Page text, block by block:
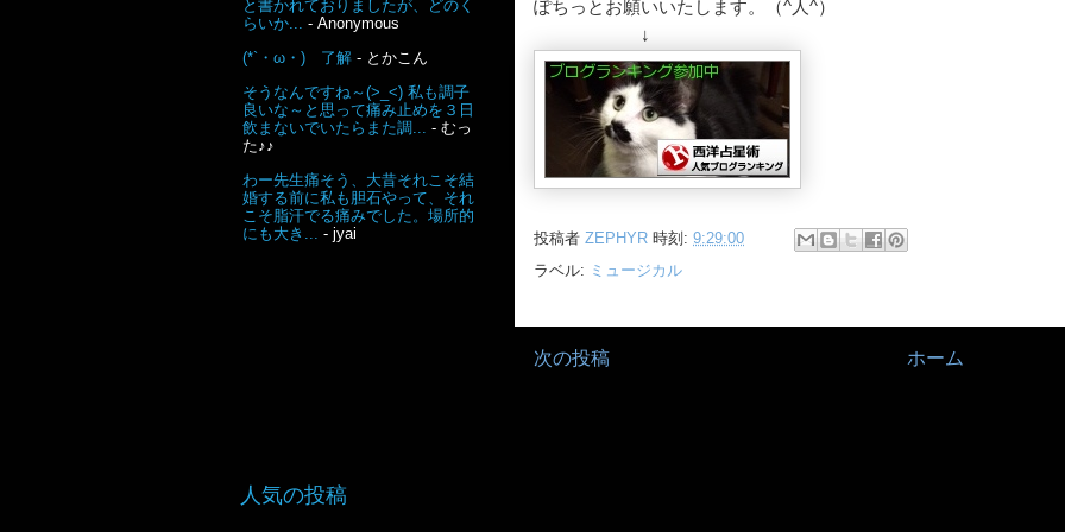
ぽちっとお願いいたします。（^人^）
↓
投稿者 ZEPHYR 時刻: 9:29:00
ラベル: ミュージカル
次の投稿 ホーム
と書かれておりましたが、どのく
らいか...
- Anonymous
(*`・ω・)ゞ了解 - とかこん
そうなんですね～(>_<) 私も調子
良いな～と思って痛み止めを３日
飲まないでいたらまた調...
- むっ
た♪♪
わー先生痛そう、大昔それこそ結
婚する前に私も胆石やって、それ
こそ脂汗でる痛みでした。場所的
にも大き...
- jyai
人気の投稿